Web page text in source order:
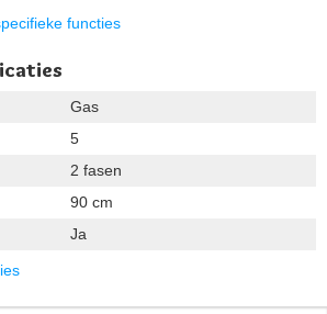
functies
Gas
5
2 fasen
90 cm
Ja